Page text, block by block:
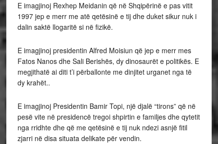
E imagjinoj Rexhep Meidanin që në Shqipërinë e pas vitit
1997 jep e merr me atë qetësinë e tij dhe duket sikur nuk i
dalin saktë llogaritë si në fizikë.
E imagjinoj presidentin Alfred Moisiun që jep e merr mes
Fatos Nanos dhe Sali Berishës, dy dinosaurët e politikës. E
megjithatë ai diti t’i përballonte me dinjitet urganet nga të
dy krahët..
E imagjinoj Presidentin Bamir Topi, një djalë “tirons” që në
pesë vite në presidencë tregoi shpirtin e familjes dhe qytetit
nga rridhte dhe që me qetësinë e tij nuk ndezi asnjë fitil
zjarri në disa situata delikate për vendin.